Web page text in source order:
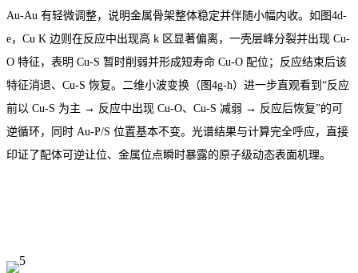
Au-Au 有轻微调整，说明金属骨架整体稳定并伴随小幅内收。如图4d-
e，Cu K 边则在反应中出现高 k 区显著偏离，一壳层峰分裂并出现 Cu-
O 特征，表明 Cu-S 暂时削弱并形成短寿命 Cu-O 配位；反应结束后该
特征消退、Cu-S 恢复。二维小波变换（图4g-h）进一步直观看到“反应
前以 Cu-S 为主 → 反应中出现 Cu-O、Cu-S 减弱 → 反应后恢复”的可
逆循环，同时 Au-P/S 位置基本不变。光谱结果与计算完全呼应，直接
印证了配体可逆让位、金属位点瞬时暴露的原子级动态表面机理。